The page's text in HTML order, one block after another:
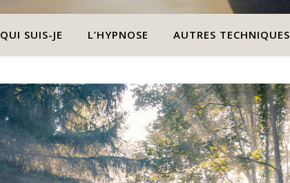
QUI SUIS-JE L’HYPNOSE AUTRES TECHNIQUES